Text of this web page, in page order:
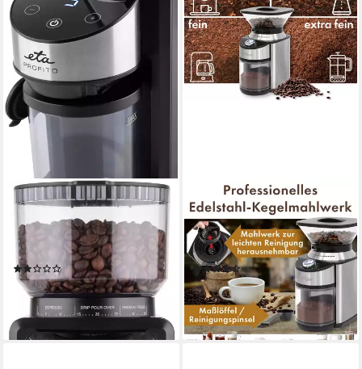
ETA106990000, 200 W, 250
g Bohnenbehälter
(1)
99,99 €
lieferbar - in 3-4 Werktagen bei dir
PROFICOOK
Kaffeemühle PC-EKM 1205,
Kaffeemühle elektrisch mit
Edelstahl-Kegelmahlwerk
(2)
123,90 € UVP139,00 €
-11%
leider ausverkauft